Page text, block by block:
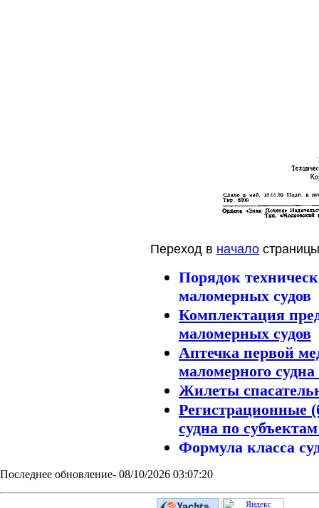
Переход в начало
Порядок
маломерных судов
Комплектация
маломерных судов
Аптечка первой
маломерного
Жилеты
Регистрационные
судна по
Формула класса
Последнее обновление- 08/10/2026 03:07:20